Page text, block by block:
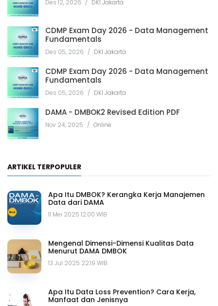
Des 12, 2026 / DKI Jakarta
CDMP Exam Day 2026 - Data Management
Fundamentals
Des 05, 2026 / DKI Jakarta
CDMP Exam Day 2026 - Data Management
Fundamentals
Des 05, 2026 / DKI Jakarta
DAMA - DMBOK2 Revised Edition PDF
Nov 24, 2025 / Online
ARTIKEL TERPOPULER
Apa Itu DMBOK? Kerangka Kerja Manajemen
Data dari DAMA
11 Mei 2025 12.00 WIB
Mengenal Dimensi-Dimensi Kualitas Data
Menurut DAMA DMBOK
13 Jul 2025 22.19 WIB
Apa Itu Data Loss Prevention? Cara Kerja,
Manfaat dan Jenisnya